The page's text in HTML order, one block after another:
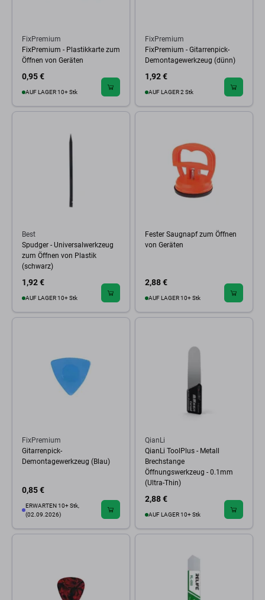
FixPremium
FixPremium - Plastikkarte zum
Öffnen von Geräten
0,95 €
AUF LAGER 10+ Stk
FixPremium
FixPremium - Gitarrenpick-
Demontagewerkzeug (dünn)
1,92 €
AUF LAGER 2 Stk
Best
Spudger - Universalwerkzeug
zum Öffnen von Plastik
(schwarz)
1,92 €
AUF LAGER 10+ Stk
Fester Saugnapf zum Öffnen
von Geräten
2,88 €
AUF LAGER 10+ Stk
FixPremium
Gitarrenpick-
Demontagewerkzeug (Blau)
0,85 €
ERWARTEN 10+ Stk,
(02.09.2026)
QianLi
QianLi ToolPlus - Metall
Brechstange
Öffnungswerkzeug - 0.1mm
(Ultra-Thin)
2,88 €
AUF LAGER 10+ Stk